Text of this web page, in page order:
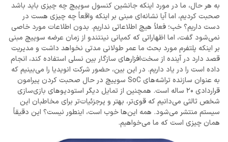
به هر حال، ما در مورد اینکه جانشین کنسول سوییچ چه چیزی باید باشد
صحبت کردیم، اما آیا نشانه‌ای مبنی بر اینکه واقعاً چه چیزی هست در
دست داریم؟ خب؛ فعلاً هیچ اطلاعاتی نداریم. بدون اطلاعات مورد خاصی
نمی‌شود گفت، اما اظهاراتی که کمپانی نینتندو از زمان عرضه سوییچ مبنی
بر اینکه پلتفرم مورد بحث ما عمر طولانی مدتی نخواهد داشت و مدیریت
قصد دارد در آینده از سخت‌‌افزارهای سازگار بین نسلی استفاده کند، انجام
داده است را در یاد داریم. در این بین، حضور شرکت انویدیا را می‌بینیم که
به عنوان سازنده تراشه‌های SoC سوییچ در حال صحبت‌ کردن پیرامون
قراردادی 20 ساله است. همچنین از تمایل دیگر استودیوهای بازی‌سازی
شخص ثالثی می‌دانیم که قوی‌تر، بهتر و پرجزئیات‌تر برای مخاطبان این
سیستم منتشر می‌شود. همه این‌ها خوب است، اینطور نیست؟ این دقیقاً
همان چیزی است که ما می‌خواهیم.